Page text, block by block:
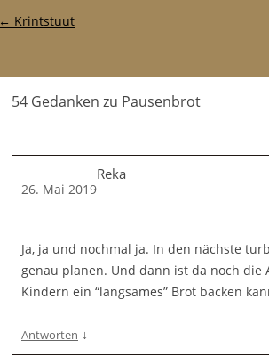
Post-Navigation
← Krintstuut
54 Gedanken zu Pausenbrot
Reka
26. Mai 2019
Ja, ja und nochmal ja. In den nächste
genau planen. Und dann ist da noch
Kindern ein “langsames” Brot backen
Antworten ↓